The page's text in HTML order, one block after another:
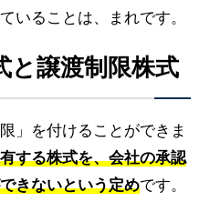
いることは、まれです。
と譲渡制限株式
」を付けることができま
する株式を、会社の承認
きないという定めです。